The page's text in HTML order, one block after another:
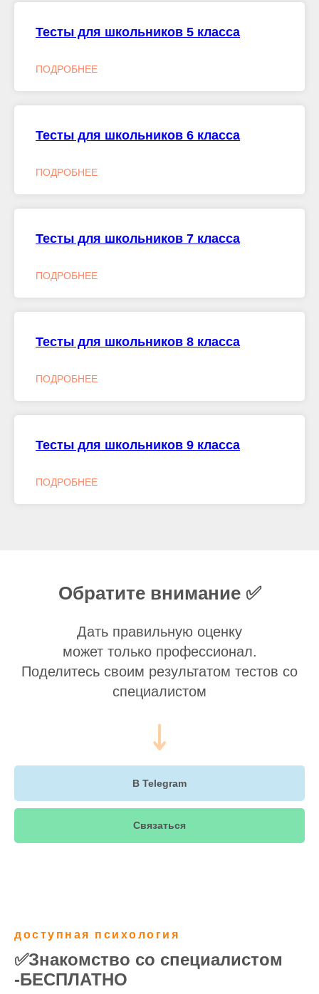
Тесты для школьников 5 класса
ПОДРОБНЕЕ
Тесты для школьников 6 класса
ПОДРОБНЕЕ
Тесты для школьников 7 класса
ПОДРОБНЕЕ
Тесты для школьников 8 класса
ПОДРОБНЕЕ
Тесты для школьников 9 класса
ПОДРОБНЕЕ
Обратите внимание ✅
Дать правильную оценку
может только профессионал.
Поделитесь своим результатом тестов со
специалистом
В Telegram
Связаться
доступная психология
✅Знакомство со специалистом
-БЕСПЛАТНО